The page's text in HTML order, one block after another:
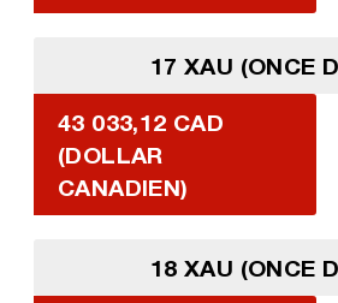
17 XAU (ONCE
43 033,12 CAD
(DOLLAR
CANADIEN)
18 XAU (ONCE